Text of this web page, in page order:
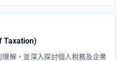
Taxation)
解，並深入探討個人稅務及企業